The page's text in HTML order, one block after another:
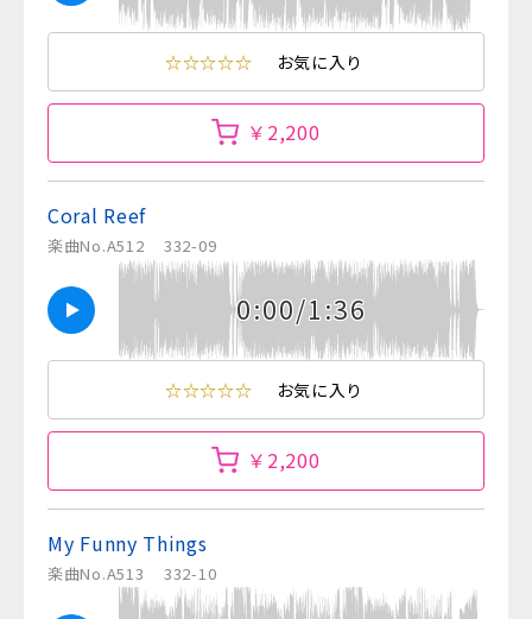
☆☆☆☆☆ お気に入り
￥2,200
Coral Reef
楽曲No.A512 332-09
0:00/1:36
☆☆☆☆☆ お気に入り
￥2,200
My Funny Things
楽曲No.A513 332-10